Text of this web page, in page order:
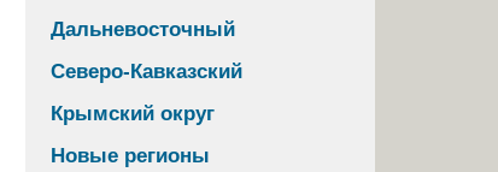
Дальневосточный
Северо-Кавказский
Крымский округ
Новые регионы